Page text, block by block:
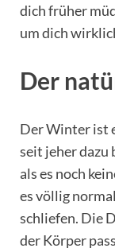
dich früher
um dich
Der
Der Winter ist
seit jeher dazu
als es noch
es völlig
schliefen. Die
der Körper